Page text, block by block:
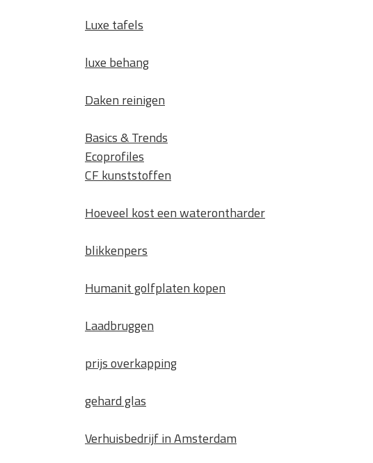
Luxe tafels
luxe behang
Daken reinigen
Basics & Trends
Ecoprofiles
CF kunststoffen
Hoeveel kost een waterontharder
blikkenpers
Humanit golfplaten kopen
Laadbruggen
prijs overkapping
gehard glas
Verhuisbedrijf in Amsterdam